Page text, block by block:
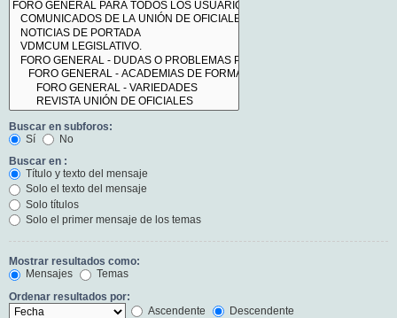
Buscar en subforos:
Sí
No
Buscar en :
Título y texto del mensaje
Solo el texto del mensaje
Solo títulos
Solo el primer mensaje de los temas
Mostrar resultados como:
Mensajes
Temas
Ordenar resultados por:
Ascendente
Descendente